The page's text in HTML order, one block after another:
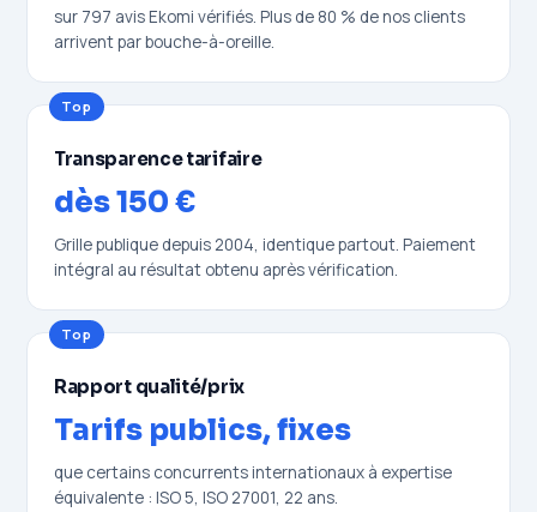
sur 797 avis Ekomi vérifiés. Plus de 80 % de nos clients
arrivent par bouche-à-oreille.
Top
Transparence tarifaire
dès 150 €
Grille publique depuis 2004, identique partout. Paiement
intégral au résultat obtenu après vérification.
Top
Rapport qualité/prix
Tarifs publics, fixes
que certains concurrents internationaux à expertise
équivalente : ISO 5, ISO 27001, 22 ans.